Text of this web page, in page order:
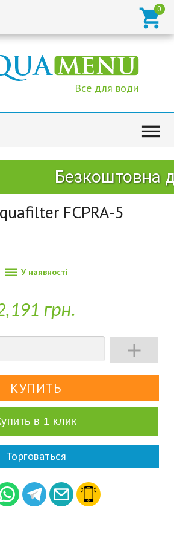

Все для води

Безкоштовна
FCPRA-5
 У наявності
грн.

в 1 клик
Торговаться